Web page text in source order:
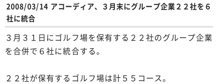
2008/03/14 アコーディア、３月末にグループ企業２２社を６
社に統合
３月３１日にゴルフ場を保有する２２社のグループ企業
を合併で６社に統合する。
２２社が保有するゴルフ場は計５５コース。